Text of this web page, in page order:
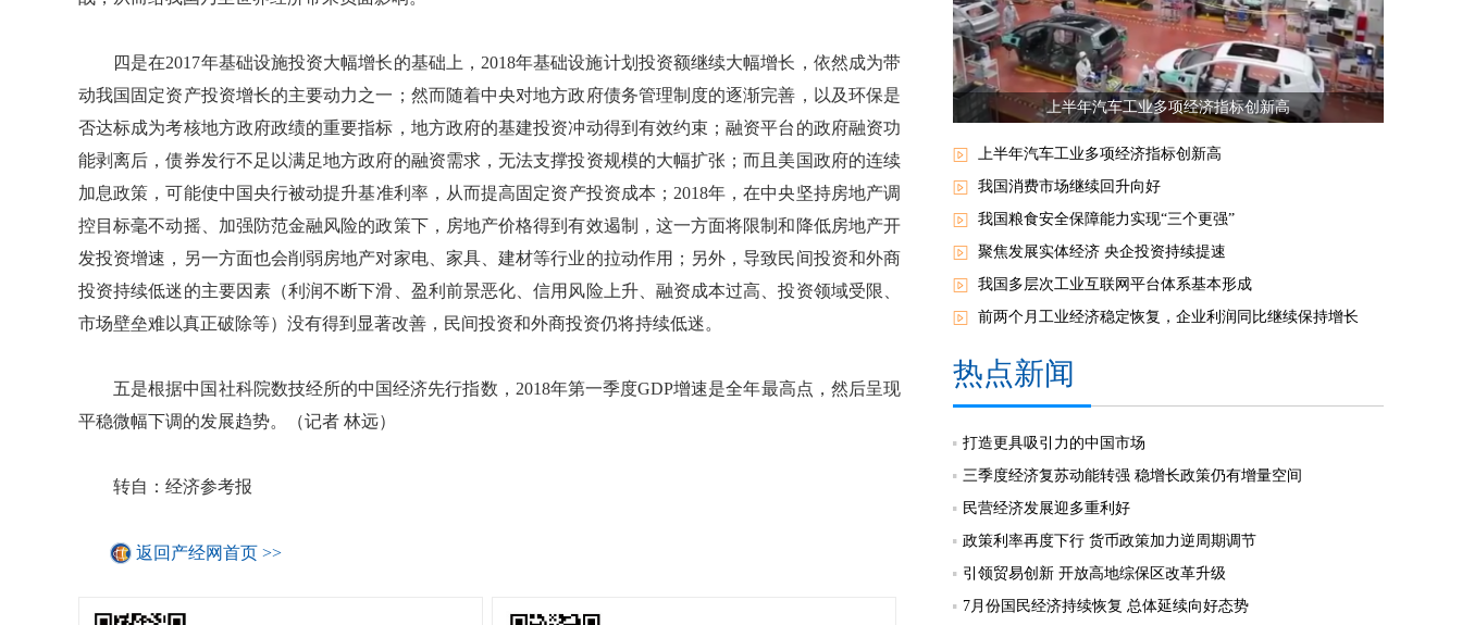
四是在2017年基础设施投资大幅增长的基础上，2018年基础设施计划投资额继续大幅增长，依然成为带
动我国固定资产投资增长的主要动力之一；然而随着中央对地方政府债务管理制度的逐渐完善，以及环保是
否达标成为考核地方政府政绩的重要指标，地方政府的基建投资冲动得到有效约束；融资平台的政府融资功
能剥离后，债券发行不足以满足地方政府的融资需求，无法支撑投资规模的大幅扩张；而且美国政府的连续
加息政策，可能使中国央行被动提升基准利率，从而提高固定资产投资成本；2018年，在中央坚持房地产调
控目标毫不动摇、加强防范金融风险的政策下，房地产价格得到有效遏制，这一方面将限制和降低房地产开
发投资增速，另一方面也会削弱房地产对家电、家具、建材等行业的拉动作用；另外，导致民间投资和外商
投资持续低迷的主要因素（利润不断下滑、盈利前景恶化、信用风险上升、融资成本过高、投资领域受限、
市场壁垒难以真正破除等）没有得到显著改善，民间投资和外商投资仍将持续低迷。
五是根据中国社科院数技经所的中国经济先行指数，2018年第一季度GDP增速是全年最高点，然后呈现
平稳微幅下调的发展趋势。（记者 林远）
转自：经济参考报
返回产经网首页 >>
上半年汽车工业多项经济指标创新高
上半年汽车工业多项经济指标创新高
我国消费市场继续回升向好
我国粮食安全保障能力实现“三个更强”
聚焦发展实体经济 央企投资持续提速
我国多层次工业互联网平台体系基本形成
前两个月工业经济稳定恢复，企业利润同比继续保持增长
热点新闻
打造更具吸引力的中国市场
三季度经济复苏动能转强 稳增长政策仍有增量空间
民营经济发展迎多重利好
政策利率再度下行 货币政策加力逆周期调节
引领贸易创新 开放高地综保区改革升级
7月份国民经济持续恢复 总体延续向好态势